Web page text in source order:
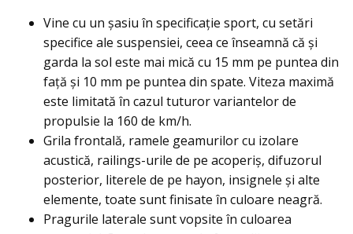
Vine cu un şasiu în specificaţie sport, cu setări
specifice ale suspensiei, ceea ce înseamnă că şi
garda la sol este mai mică cu 15 mm pe puntea din
faţă şi 10 mm pe puntea din spate. Viteza maximă
este limitată în cazul tuturor variantelor de
propulsie la 160 de km/h.
Grila frontală, ramele geamurilor cu izolare
acustică, railings-urile de pe acoperiș, difuzorul
posterior, literele de pe hayon, insignele şi alte
elemente, toate sunt finisate în culoare neagră.
Pragurile laterale sunt vopsite în culoarea